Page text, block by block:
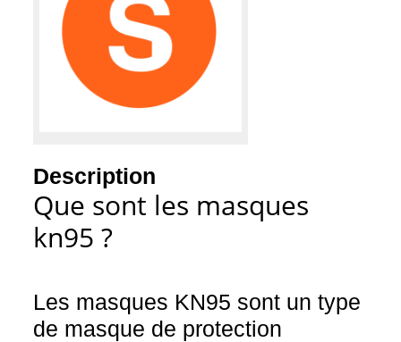
Description
Que sont les masques
kn95 ?
Les masques KN95 sont un type
de masque de protection